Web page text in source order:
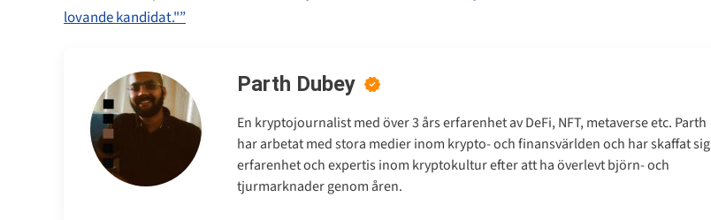
lovande kandidat."”
Parth Dubey
En kryptojournalist med över 3 års erfarenhet av DeFi, NFT, metaverse etc. Parth
har arbetat med stora medier inom krypto- och finansvärlden och har skaffat sig
erfarenhet och expertis inom kryptokultur efter att ha överlevt björn- och
tjurmarknader genom åren.